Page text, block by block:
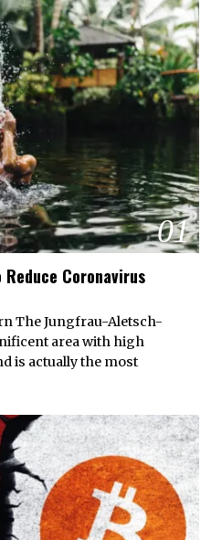
01
Reduce Coronavirus
The Jungfrau-Aletsch-
area with high
is actually the most